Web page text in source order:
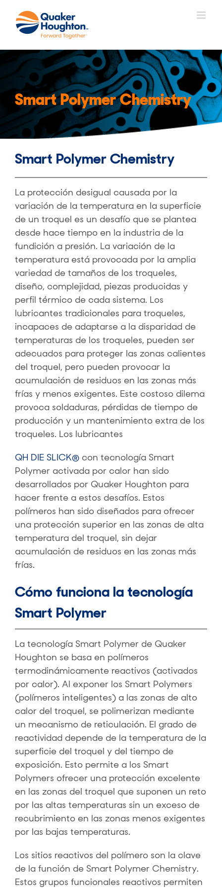
contenido
Smart Polymer Chemistry
Smart Polymer Chemistry
La protección desigual causada por la
variación de la temperatura en la superficie
de un troquel es un desafío que se plantea
desde hace tiempo en la industria de la
fundición a presión. La variación de la
temperatura está provocada por la amplia
variedad de tamaños de los troqueles,
diseño, complejidad, piezas producidas y
perfil térmico de cada sistema. Los
lubricantes tradicionales para troqueles,
incapaces de adaptarse a la disparidad de
temperaturas de los troqueles, pueden ser
adecuados para proteger las zonas calientes
del troquel, pero pueden provocar la
acumulación de residuos en las zonas más
frías y menos exigentes. Este costoso dilema
provoca soldaduras, pérdidas de tiempo de
producción y un mantenimiento extra de los
troqueles. Los lubricantes
QH DIE SLICK® con tecnología Smart
Polymer activada por calor han sido
desarrollados por Quaker Houghton para
hacer frente a estos desafíos. Estos
polímeros han sido diseñados para ofrecer
una protección superior en las zonas de alta
temperatura del troquel, sin dejar
acumulación de residuos en las zonas más
frías.
Cómo funciona la tecnología
Smart Polymer
La tecnología Smart Polymer de Quaker
Houghton se basa en polímeros
termodinámicamente reactivos (activados
por calor). Al exponer los Smart Polymers
(polímeros inteligentes) a las zonas de alto
calor del troquel, se polimerizan mediante
un mecanismo de reticulación. El grado de
reactividad depende de la temperatura de la
superficie del troquel y del tiempo de
exposición. Esto permite a los Smart
Polymers ofrecer una protección excelente
en las zonas del troquel que suponen un reto
por las altas temperaturas sin un exceso de
recubrimiento en las zonas menos exigentes
por las bajas temperaturas.
Los sitios reactivos del polímero son la clave
de la función de Smart Polymer Chemistry.
Estos grupos funcionales reactivos permiten